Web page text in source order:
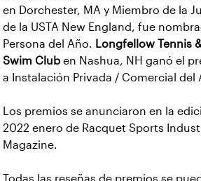
en Dorchester, MA y Miembro de la
de la USTA New England, fue
Persona del Año. Longfellow Tennis
Swim Club en Nashua, NH ganó el
a Instalación Privada / Comercial del
Los premios se anunciaron en la
2022 enero de Racquet Sports
Magazine.
Todas las reseñas de premios se